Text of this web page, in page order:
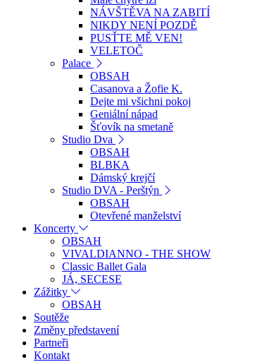
NÁVŠTĚVA NA ZABITÍ
NIKDY NENÍ POZDĚ
PUSŤTE MĚ VEN!
VELETOČ
Palace
OBSAH
Casanova a Žofie K.
Dejte mi všichni pokoj
Geniální nápad
Šťovík na smetaně
Studio Dva
OBSAH
BLBKA
Dámský krejčí
Studio DVA - Perštýn
OBSAH
Otevřené manželství
Koncerty
OBSAH
VIVALDIANNO - THE SHOW
Classic Ballet Gala
JÁ, SECESE
Zážitky
OBSAH
Soutěže
Změny představení
Partneři
Kontakt